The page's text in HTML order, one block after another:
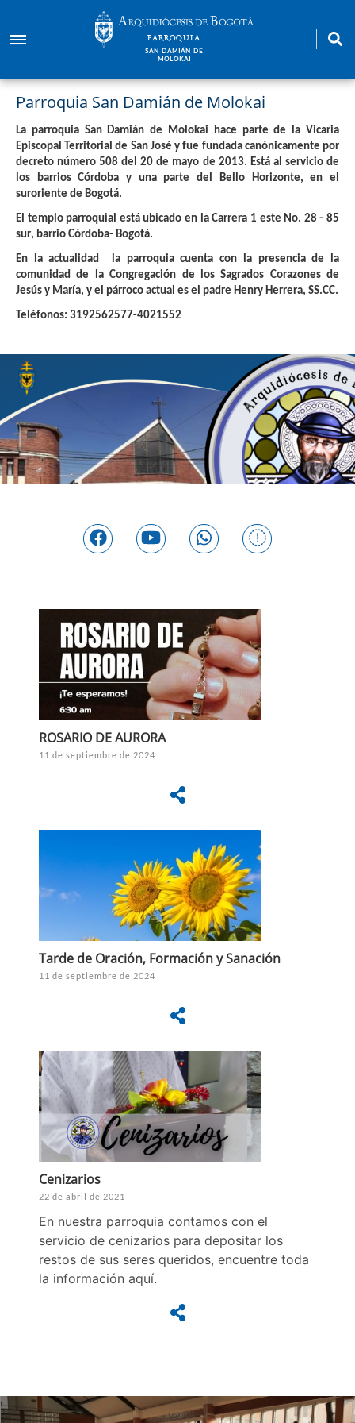
contenido
PARROQUIA
SAN DAMIÁN DE
MOLOKAI
Parroquia San Damián de Molokai
La parroquia San Damián de Molokai hace parte de la Vicaria
Episcopal Territorial de San José y fue fundada canónicamente por
decreto número 508 del 20 de mayo de 2013. Está al servicio de
los barrios Córdoba y una parte del Bello Horizonte, en el
suroriente de Bogotá.
El templo parroquial está ubicado en laCarrera 1 este No. 28 - 85
sur, barrio Córdoba- Bogotá.
En la actualidad la parroquia cuenta con la presencia de la
comunidad de la Congregación de los Sagrados Corazones de
Jesús y María, y el párroco actual es el padre Henry Herrera, SS.CC.
Teléfonos: 3192562577-4021552
ROSARIO DE AURORA
11 de septiembre de 2024
Tarde de Oración, Formación y Sanación
11 de septiembre de 2024
Cenizarios
22 de abril de 2021
En nuestra parroquia contamos con el
servicio de cenizarios para depositar los
restos de sus seres queridos, encuentre toda
la información aquí.